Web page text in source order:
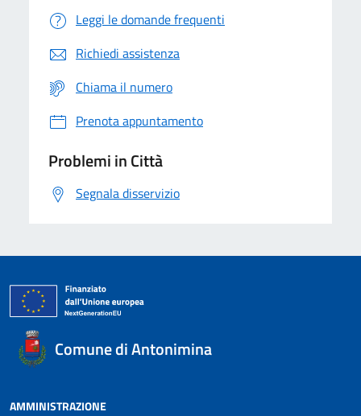
Leggi le domande frequenti
Richiedi assistenza
Chiama il numero
Prenota appuntamento
Problemi in Città
Segnala disservizio
Comune di Antonimina
AMMINISTRAZIONE